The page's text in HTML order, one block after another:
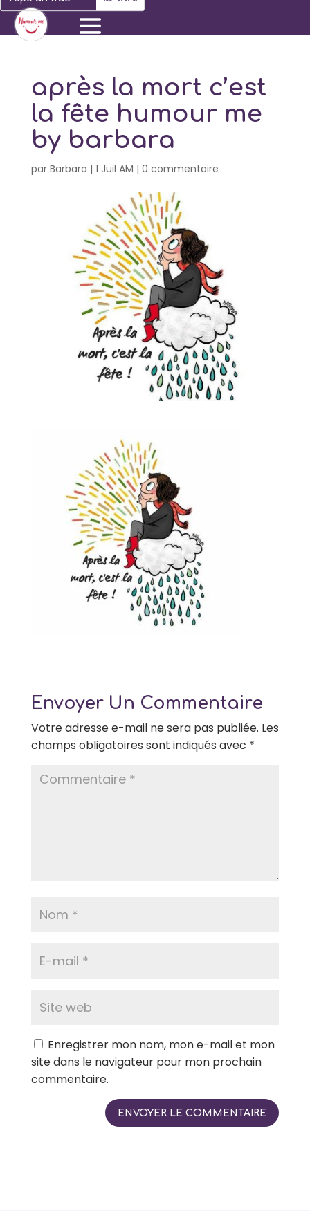
après la mort c’est
la fête humour me
by barbara
par Barbara | 1 Juil AM | 0 commentaire
Envoyer Un Commentaire
Votre adresse e-mail ne sera pas publiée. Les
champs obligatoires sont indiqués avec *
Enregistrer mon nom, mon e-mail et mon
site dans le navigateur pour mon prochain
commentaire.